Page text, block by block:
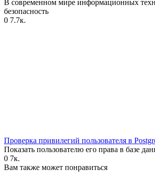
В современном мире информационных
безопасность
0 7.7к.
Проверка привилегий пользователя в
Показать пользователю его права в базе
0 7к.
Вам также может понравиться